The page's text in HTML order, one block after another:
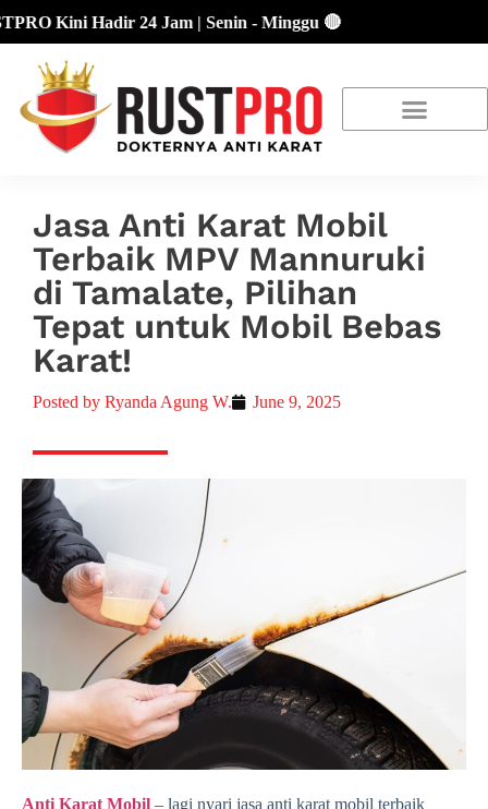
Kini Hadir 24 Jam | Senin - Minggu 🔴
Jasa Anti Karat Mobil
Terbaik MPV Mannuruki
di Tamalate, Pilihan
Tepat untuk Mobil Bebas
Karat!
Posted by Ryanda Agung W. June 9, 2025
Anti Karat Mobil – lagi nyari jasa anti karat mobil terbaik